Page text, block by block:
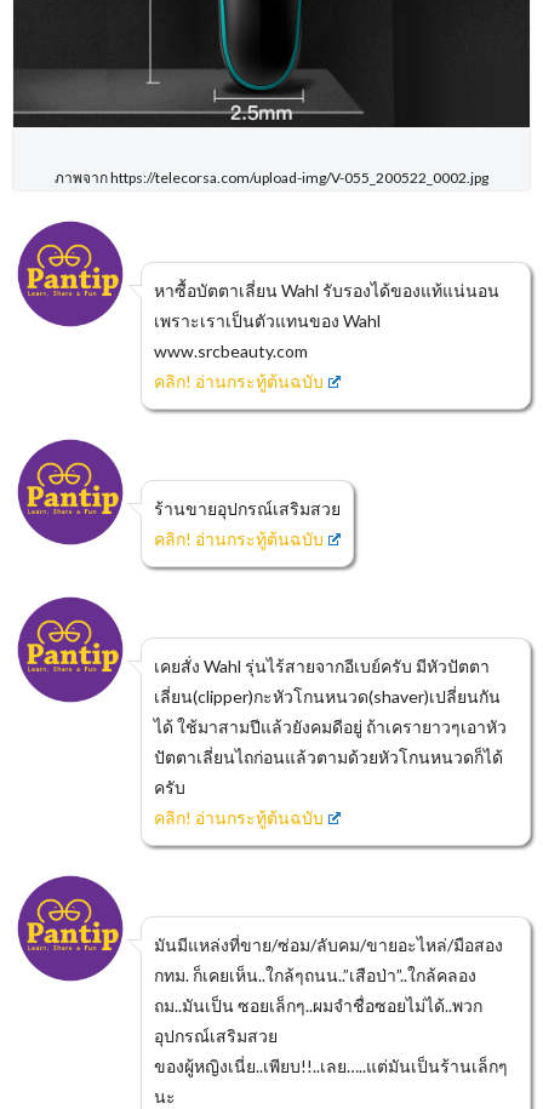
ภาพจาก https://telecorsa.com/upload-img/V-055_200522_0002.jpg
หาซื้อบัตตาเลี่ยน Wahl รับรองได้ของแท้แน่นอน
เพราะเราเป็นตัวแทนของ Wahl
www.srcbeauty.com
คลิก! อ่านกระทู้ต้นฉบับ
ร้านขายอุปกรณ์เสริมสวย
คลิก! อ่านกระทู้ต้นฉบับ
เคยสั่ง Wahl รุ่นไร้สายจากอีเบย์ครับ มีหัวปัตตา
เลี่ยน(clipper)กะหัวโกนหนวด(shaver)เปลี่ยนกัน
ได้ ใช้มาสามปีแล้วยังคมดีอยู่ ถ้าเครายาวๆเอาหัว
ปัตตาเลี่ยนไถก่อนแล้วตามด้วยหัวโกนหนวดก็ได้
ครับ
คลิก! อ่านกระทู้ต้นฉบับ
มันมีแหล่งที่ขาย/ซ่อม/ลับคม/ขายอะไหล่/มือสอง
กทม. ก็เคยเห็น..ใกล้ๆถนน..”เสือป่า”..ใกล้คลอง
ถม..มันเป็น ซอยเล็กๆ..ผมจำชื่อซอยไม่ได้..พวก
อุปกรณ์เสริมสวย
ของผู้หญิงเนี่ย..เพียบ!!..เลย…..แต่มันเป็นร้านเล็กๆ
นะ